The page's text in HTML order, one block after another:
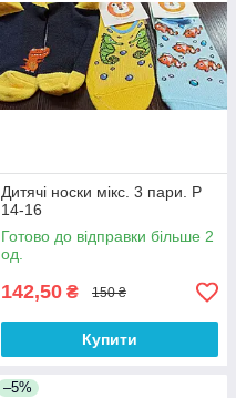
Дитячі носки мікс. 3 пари. Р
14-16
Готово до відправки більше 2
од.
142,50 ₴ 150 ₴
Купити
–5%